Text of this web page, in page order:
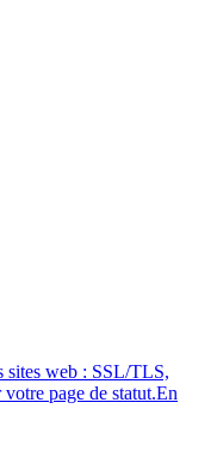
sites web : SSL/TLS,
page de statut.En